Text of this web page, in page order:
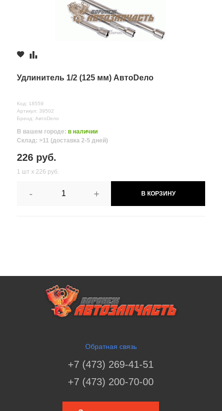
Удлинитель 1/2 (125 мм) АвтоDело
Код: 18559
Артикул: 39502
Бренд: АвтоDело
В вашем городе: в наличии
Склад: >11 (доставка 2-5 дней)
226 руб.
1 шт х 226 руб.
- + В КОРЗИНУ
Обратная связь
+7 (473) 269-41-51
+7 (473) 200-70-00